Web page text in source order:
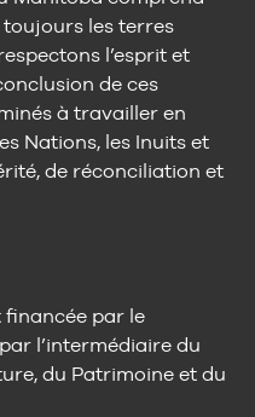
les terres
l’esprit et
de ces
à travailler en
Nations, les Inuits et
de réconciliation et
financée par le
l’intermédiaire du
du Patrimoine et du